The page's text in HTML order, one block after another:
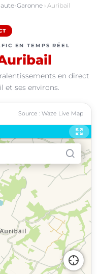
Garonne› Auribail
EN TEMPS RÉEL
en direct
et ses environs.
Source : Waze Live Map